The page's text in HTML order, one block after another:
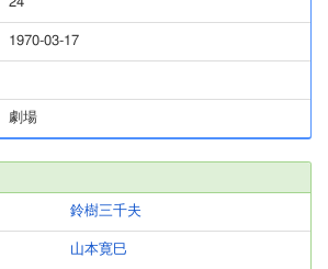
1970-03-17
劇場
鈴樹三千夫
山本寛巳